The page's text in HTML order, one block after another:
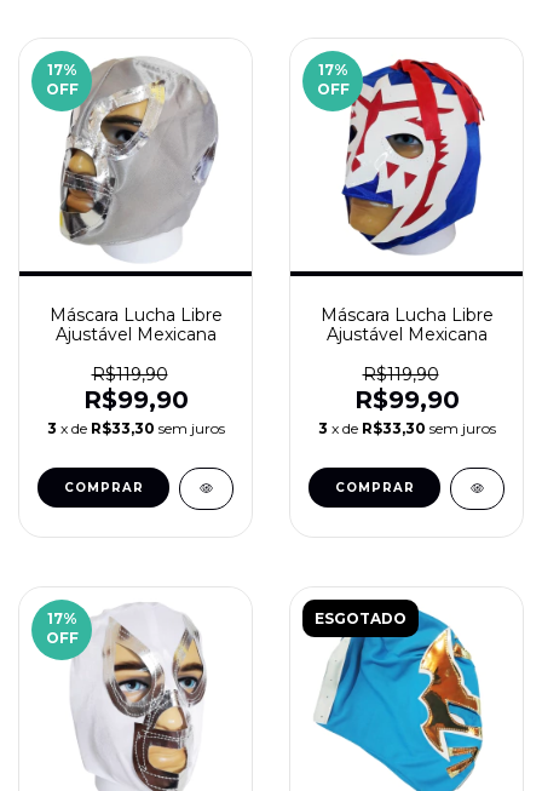
17%
OFF
Máscara Lucha Libre
Ajustável Mexicana
R$119,90
R$99,90
3 x de R$33,30 sem juros
17%
OFF
Máscara Lucha Libre
Ajustável Mexicana
R$119,90
R$99,90
3 x de R$33,30 sem juros
17%
OFF
ESGOTADO